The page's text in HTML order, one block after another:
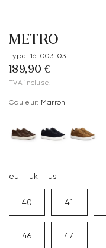
METRO
Type. 16-003-03
189,90 €
TVA incluse.
Couleur: Marron
eu uk us
40 41
46 47